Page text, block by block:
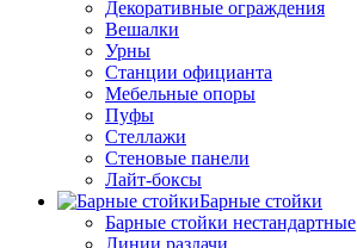
Декоративные ограждения
Вешалки
Урны
Станции официанта
Мебельные опоры
Пуфы
Стеллажи
Стеновые панели
Лайт-боксы
Барные стойки
Барные стойки нестандартные
Линии раздачи